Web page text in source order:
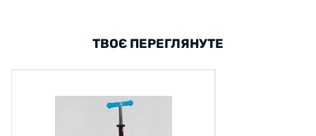
ТВОЄ ПЕРЕГЛЯНУТЕ